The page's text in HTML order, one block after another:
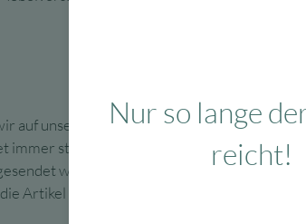
auf unseren Partner DHL. Sobald Deine
immer stets verfolgen. Bitte stelle sicher,
werden, können wir dir leider
Artikel abzüglich der Versandkosten
Nur so lange
reicht!